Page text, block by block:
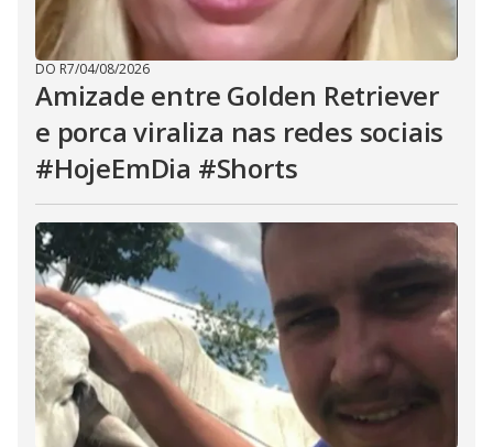
DO R7/04/08/2026
Amizade entre Golden Retriever
e porca viraliza nas redes sociais
#HojeEmDia #Shorts